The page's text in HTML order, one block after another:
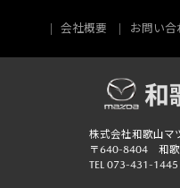
会社概要 お問い合
株式会社和歌山
〒640-8404 和歌
TEL 073-431-1445